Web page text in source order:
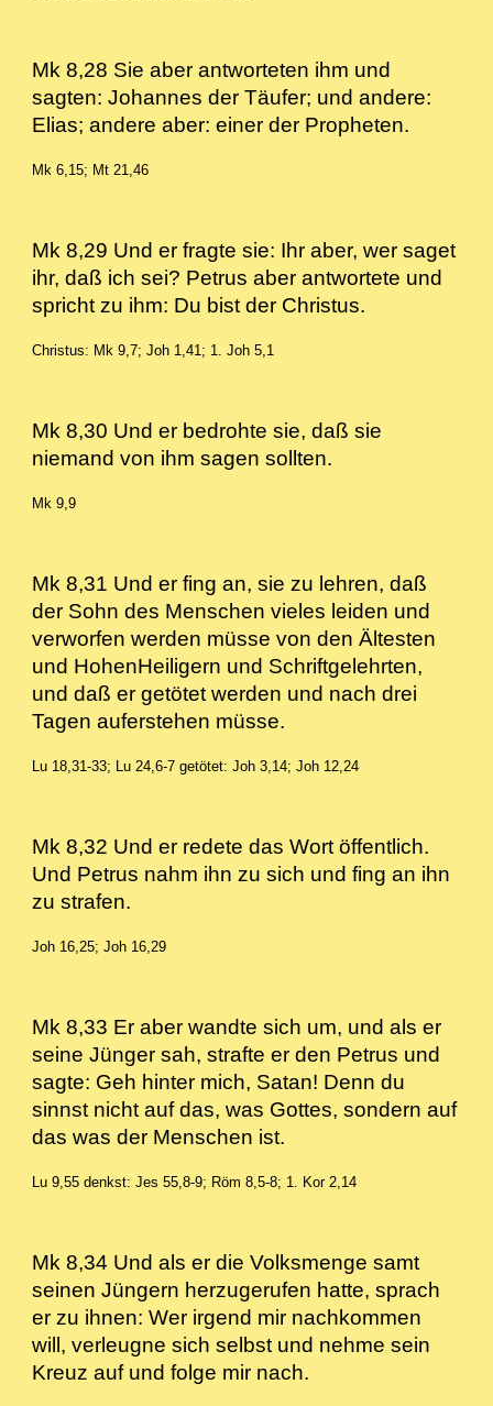
Mk 8,28 Sie aber antworteten ihm und
sagten: Johannes der Täufer; und andere:
Elias; andere aber: einer der Propheten.
Mk 6,15; Mt 21,46
Mk 8,29 Und er fragte sie: Ihr aber, wer saget
ihr, daß ich sei? Petrus aber antwortete und
spricht zu ihm: Du bist der Christus.
Christus: Mk 9,7; Joh 1,41; 1. Joh 5,1
Mk 8,30 Und er bedrohte sie, daß sie
niemand von ihm sagen sollten.
Mk 9,9
Mk 8,31 Und er fing an, sie zu lehren, daß
der Sohn des Menschen vieles leiden und
verworfen werden müsse von den Ältesten
und HohenHeiligern und Schriftgelehrten,
und daß er getötet werden und nach drei
Tagen auferstehen müsse.
Lu 18,31-33; Lu 24,6-7 getötet: Joh 3,14; Joh 12,24
Mk 8,32 Und er redete das Wort öffentlich.
Und Petrus nahm ihn zu sich und fing an ihn
zu strafen.
Joh 16,25; Joh 16,29
Mk 8,33 Er aber wandte sich um, und als er
seine Jünger sah, strafte er den Petrus und
sagte: Geh hinter mich, Satan! Denn du
sinnst nicht auf das, was Gottes, sondern auf
das was der Menschen ist.
Lu 9,55 denkst: Jes 55,8-9; Röm 8,5-8; 1. Kor 2,14
Mk 8,34 Und als er die Volksmenge samt
seinen Jüngern herzugerufen hatte, sprach
er zu ihnen: Wer irgend mir nachkommen
will, verleugne sich selbst und nehme sein
Kreuz auf und folge mir nach.